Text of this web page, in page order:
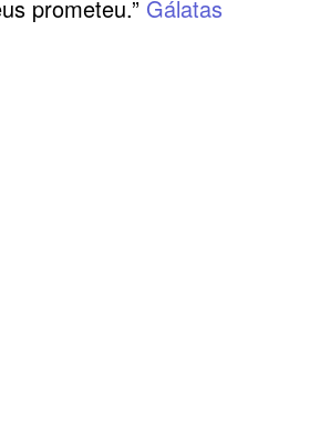
prometeu.” Gálatas